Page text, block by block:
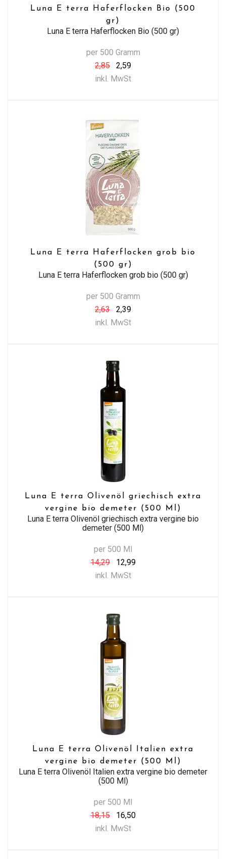
Luna E terra Haferflocken Bio (500
gr)
Luna E terra Haferflocken Bio (500 gr)
per 500 Gramm
2,85
2,59
inkl. MwSt
Luna E terra Haferflocken grob bio
(500 gr)
Luna E terra Haferflocken grob bio (500 gr)
per 500 Gramm
2,63
2,39
inkl. MwSt
Luna E terra Olivenöl griechisch extra
vergine bio demeter (500 Ml)
Luna E terra Olivenöl griechisch extra vergine bio
demeter (500 Ml)
per 500 Ml
14,29
12,99
inkl. MwSt
Luna E terra Olivenöl Italien extra
vergine bio demeter (500 Ml)
Luna E terra Olivenöl Italien extra vergine bio demeter
(500 Ml)
per 500 Ml
18,15
16,50
inkl. MwSt